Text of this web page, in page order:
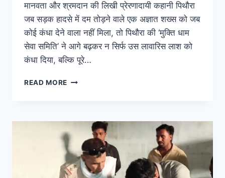
मानवता और श्रमदान की लिखी प्रेरणादायी कहानी पिथौरा
जब सड़क हादसे में दम तोड़ने वाले एक अज्ञात शख्स को जब
कोई कंधा देने वाला नहीं मिला, तो पिथौरा की ‘मुक्ति धाम
सेवा समिति’ ने आगे बढ़कर न सिर्फ उस लावारिस लाश को
कंधा दिया, बल्कि पूरे…
READ MORE